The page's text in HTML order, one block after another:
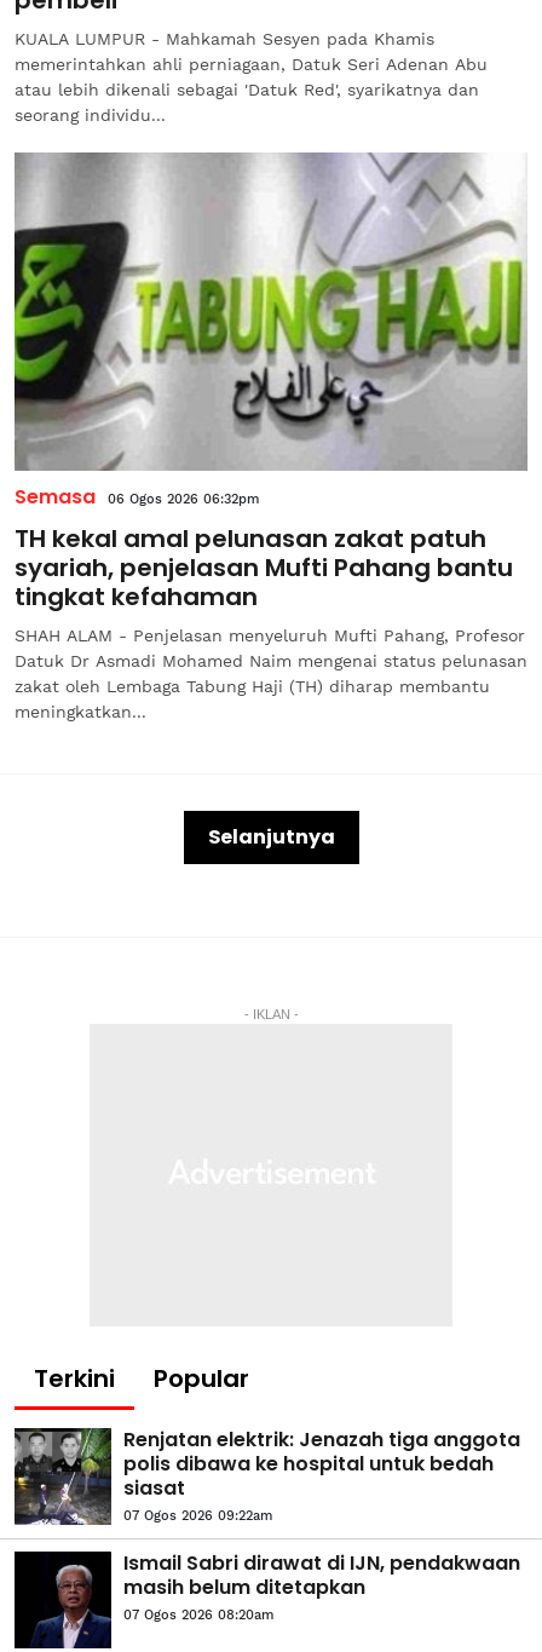
KUALA LUMPUR - Mahkamah Sesyen pada Khamis
memerintahkan ahli perniagaan, Datuk Seri Adenan Abu
atau lebih dikenali sebagai 'Datuk Red', syarikatnya dan
seorang individu...
Semasa 06 Ogos 2026 06:32pm
TH kekal amal pelunasan zakat patuh
syariah, penjelasan Mufti Pahang bantu
tingkat kefahaman
SHAH ALAM - Penjelasan menyeluruh Mufti Pahang, Profesor
Datuk Dr Asmadi Mohamed Naim mengenai status pelunasan
zakat oleh Lembaga Tabung Haji (TH) diharap membantu
meningkatkan...
Selanjutnya
- IKLAN -
Terkini Popular
Renjatan elektrik: Jenazah tiga anggota
polis dibawa ke hospital untuk bedah
siasat
07 Ogos 2026 09:22am
Ismail Sabri dirawat di IJN, pendakwaan
masih belum ditetapkan
07 Ogos 2026 08:20am